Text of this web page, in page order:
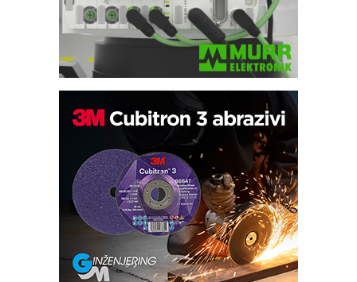
Trajna oznaka kao dugoročna korist
Bezbednost na prvom mestu!
IB BLUMENAUER - više od 40 godina
poverenja u industriji
RMQ-TITAN ADVANCED INDICATOR
– Pametna signalizacija za efikasnije
upravljanje mašinama